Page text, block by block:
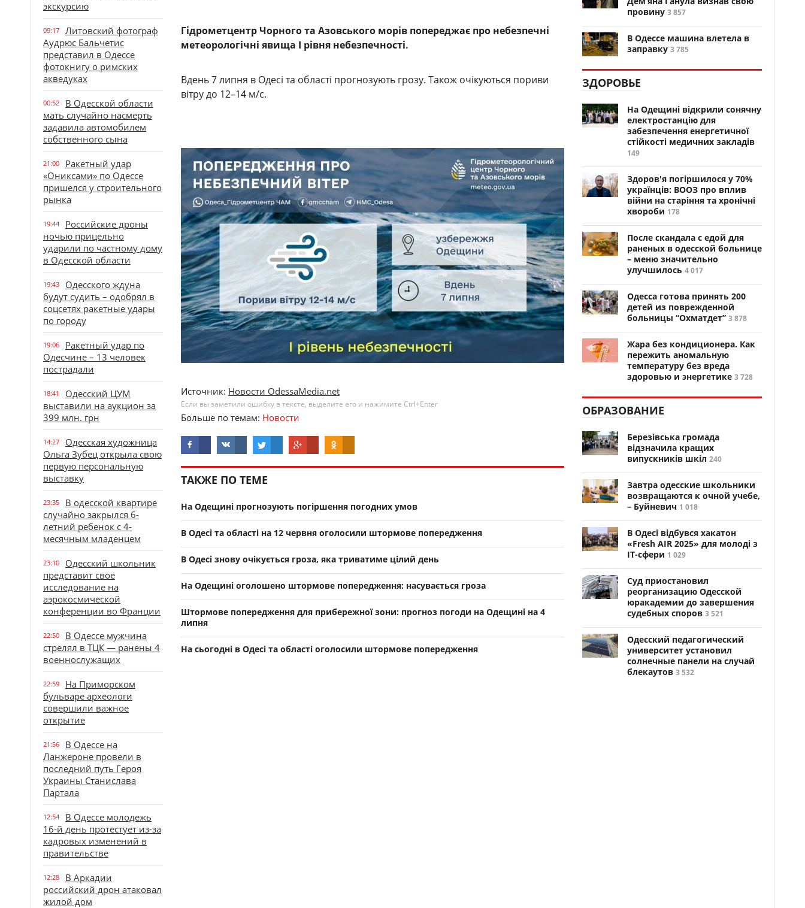
экскурсию
09:17
Литовский фотограф
Аудрюс Бальчетис
представил в Одессе
фотокнигу о римских
акведуках
00:52
В Одесской области
мать случайно насмерть
задавила автомобилем
собственного сына
21:00
Ракетный удар
«Ониксами» по Одессе
пришелся у строительного
рынка
19:44
Российские дроны
ночью прицельно
ударили по частному дому
в Одесской области
19:43
Одесского ждуна
будут судить – одобрял в
соцсетях ракетные удары
по городу
19:06
Ракетный удар по
Одесчине – 13 человек
пострадали
18:41
Одесский ЦУМ
выставили на аукцион за
399 млн. грн
14:27
Одесская художница
Ольга Зубец открыла свою
первую персональную
выставку
23:35
В одесской квартире
случайно закрылся 6-
летний ребенок с 4-
месячным младенцем
23:10
Одесский школьник
представит свое
исследование на
аэрокосмической
конференции во Франции
22:50
В Одессе мужчина
стрелял в ТЦК — ранены 4
военнослужащих
22:59
На Приморском
бульваре археологи
совершили важное
открытие
21:56
В Одессе на
Ланжероне провели в
последний путь Героя
Украины Станислава
Партала
12:54
В Одессе молодежь
16-й день протестует из-за
кадровых изменений в
правительстве
12:28
В Аркадии
российский дрон атаковал
жилой дом
Гідрометцентр Чорного та Азовського морів попереджає про небезпечні
метеорологічні явища І рівня небезпечності.
Вдень 7 липня в Одесі та області прогнозують грозу. Також очікуються пориви
вітру до 12–14 м/с.
Источник: Новости OdessaMedia.net
Если вы заметили ошибку в тексте, выделите его и нажимите Ctrl+Enter
Больше по темам: Новости
ТАКЖЕ ПО ТЕМЕ
На Одещині прогнозують погіршення погодних умов
В Одесі та області на 12 червня оголосили штормове попередження
В Одесі знову очікується гроза, яка триватиме цілий день
На Одещині оголошено штормове попередження: насувається гроза
Штормове попередження для прибережної зони: прогноз погоди на Одещині на 4
липня
На сьогодні в Одесі та області оголосили штормове попередження
провину 3 857
В Одессе машина влетела в
заправку 3 785
ЗДОРОВЬЕ
На Одещині відкрили сонячну
електростанцію для
забезпечення енергетичної
стійкості медичних закладів
149
Здоров'я погіршилося у 70%
українців: ВООЗ про вплив
війни на старіння та хронічні
хвороби 178
После скандала с едой для
раненых в одесской больнице
– меню значительно
улучшилось 4 017
Одесса готова принять 200
детей из поврежденной
больницы “Охматдет” 3 878
Жара без кондиционера. Как
пережить аномальную
температуру без вреда
здоровью и энергетике 3 728
ОБРАЗОВАНИЕ
Березівська громада
відзначила кращих
випускників шкіл 240
Завтра одесские школьники
возвращаются к очной учебе,
– Буйневич 1 018
В Одесі відбувся хакатон
«Fresh AIR 2025» для молоді з
ІТ-сфери 1 029
Суд приостановил
реорганизацию Одесской
юракадемии до завершения
судебных споров 3 521
Одесский педагогический
университет установил
солнечные панели на случай
блекаутов 3 532